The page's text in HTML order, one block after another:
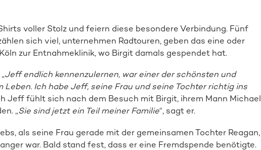
voller Stolz und feiern diese besondere Verbindung. Fünf
sich viel, unternehmen Radtouren, geben das eine oder
zur Entnahmeklinik, wo Birgit damals gespendet hat.
Jeff endlich kennenzulernen, war einer der schönsten und
Ich habe Jeff, seine Frau und seine Tochter richtig ins
Jeff fühlt sich nach dem Besuch mit Birgit, ihrem Mann Michael
„Sie sind jetzt ein Teil meiner Familie“, sagt er.
als seine Frau gerade mit der gemeinsamen Tochter Reagan,
war. Bald stand fest, dass er eine Fremdspende benötigte.